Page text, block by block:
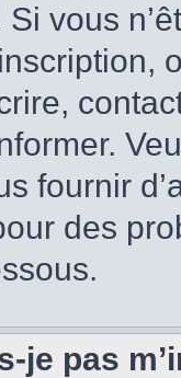
vous
fournir
des
je pas